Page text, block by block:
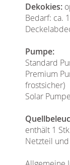
Dekokies:
Bedarf: ca.
Pumpe:
Standard
Premium
frostsicher)
Solar
enthält 1
Netzteil